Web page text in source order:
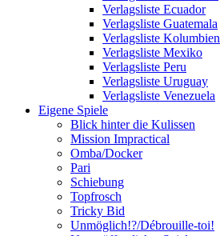
Verlagsliste Ecuador
Verlagsliste Guatemala
Verlagsliste Kolumbien
Verlagsliste Mexiko
Verlagsliste Peru
Verlagsliste Uruguay
Verlagsliste Venezuela
Eigene Spiele
Blick hinter die Kulissen
Mission Impractical
Omba/Docker
Pari
Schiebung
Topfrosch
Tricky Bid
Unmöglich!?/Débrouille-toi!